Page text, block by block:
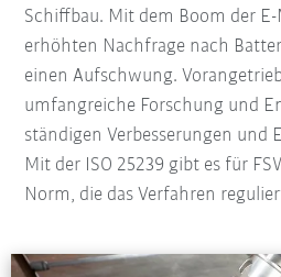
Schiffbau. Mit dem Boom der
erhöhten Nachfrage nach
einen Aufschwung.
umfangreiche Forschung und
ständigen Verbesserungen und
Mit der ISO 25239 gibt es für
Norm, die das Verfahren